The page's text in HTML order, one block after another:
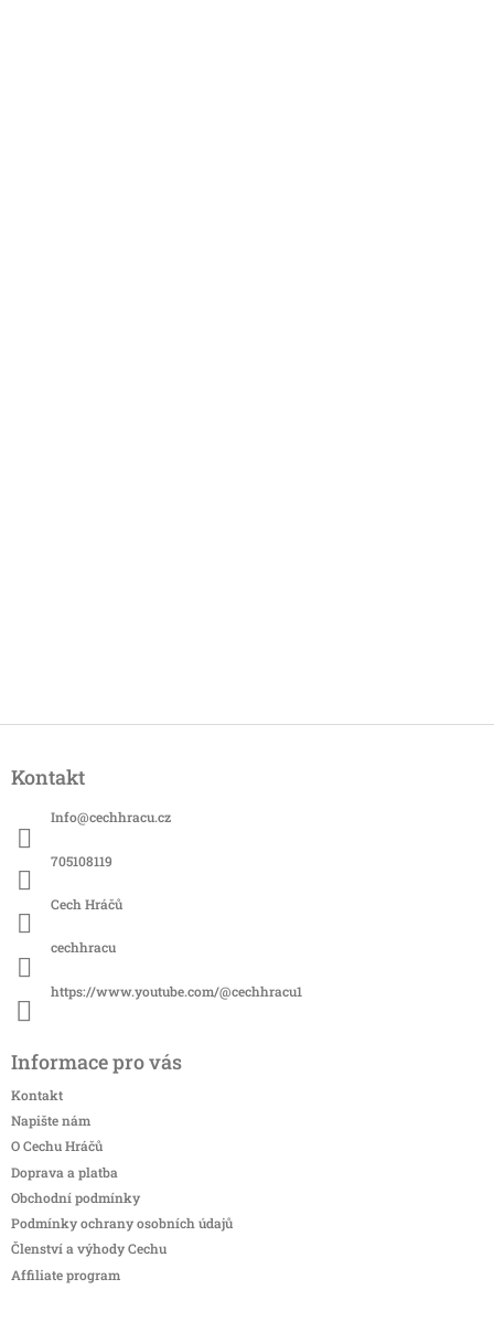
pKontakt
Info@cechhracu.cz
705108119
Cech Hráčů
cechhracu
https://www.youtube.com/@cechhracu1
Informace pro vás
Kontakt
Napište nám
O Cechu Hráčů
Doprava a platba
Obchodní podmínky
Podmínky ochrany osobních údajů
Členství a výhody Cechu
Affiliate program